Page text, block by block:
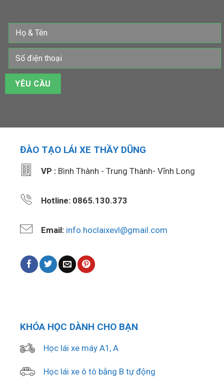
ĐÀO TẠO LÁI XE THẦY DŨNG
VP :Bình Thành - Trung Thành- Vĩnh Long
Hotline: 0865.130.373
Email: info.hoclaixevl@gmail.com
KHÓA HỌC DÀNH CHO BẠN
Học lái xe máy A1, A
Học lái xe ô tô bằng B tự động